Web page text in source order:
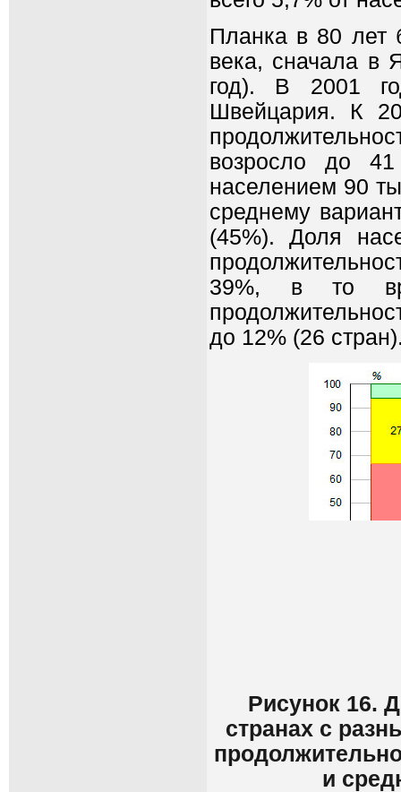
Планка в 80 лет
века, сначала в
год). В 2001
Швейцария. К
возросло до
населением 90
среднему
(45%). Доля
39%, в то
до 12% (26
Рисунок 16.
странах с
и